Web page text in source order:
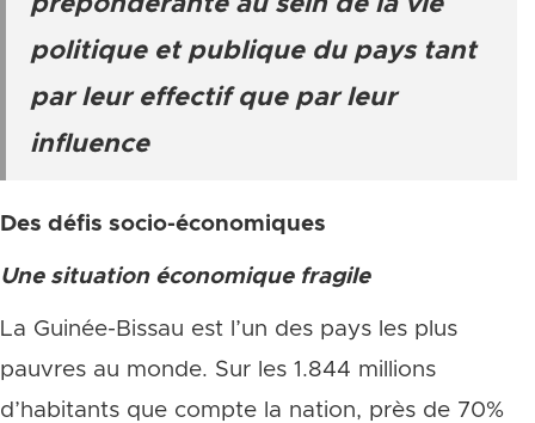
politique et publique du pays tant
par leur effectif que par leur
influence
Des défis socio-économiques
Une situation économique fragile
La Guinée-Bissau est l’un des pays les plus
pauvres au monde. Sur les 1.844 millions
d’habitants que compte la nation, près de 70%